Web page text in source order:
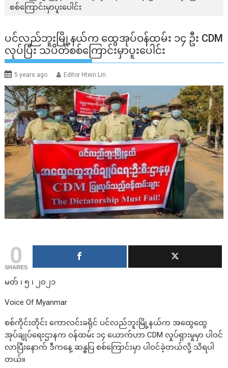
စစ်ကြောင်းမှာပူးပေါင်း
ပင်လည်ဘူးမြို့နယ်က ထွေအုပ်ဝန်ထမ်း ၁၄ ဦး CDM
လုပ်ပြီး သပိတ်စစ်ကြောင်းမှာပူးပေါင်း
5 years ago Editor Htein Lin
0
SHARES
မတ် ၊ ၅ ၊ ၂၀၂၁
Voice Of Myanmar
စစ်ကိုင်းတိုင်း ကောလင်းခရိုင် ပင်လည်ဘူးမြို့နယ်က အထွေထွေ
အုပ်ချုပ်ရေးဌာနက ဝန်ထမ်း ၁၄ ယောက်ဟာ CDM လှုပ်ရှားမှုမှာ ပါဝင်
လာပြီးနောက် ဒီကနေ့ ဆန္ဓပြ စစ်ကြောင်းမှာ ပါဝင်ခဲ့တယ်လို့ သိရပါ
တယ်။